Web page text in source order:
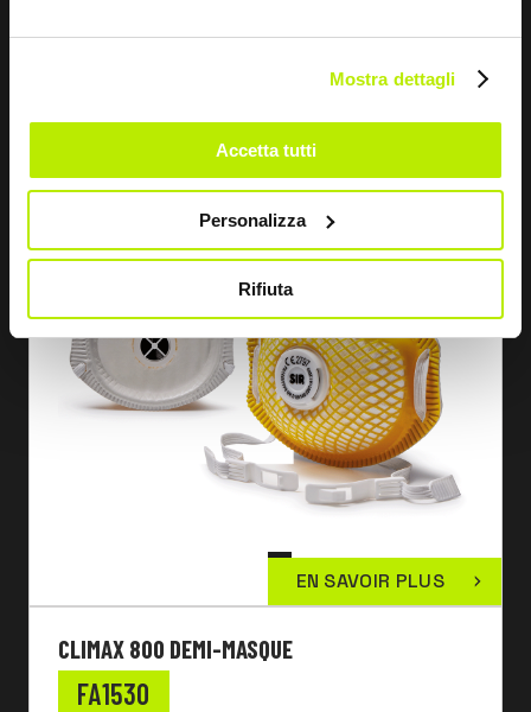
Mostra dettagli
Accetta tutti
Personalizza
Rifiuta
EN SAVOIR PLUS
CLIMAX 800 DEMI-MASQUE
FA1530